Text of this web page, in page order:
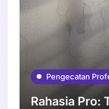
Pengecatan
Rahasia Pro: